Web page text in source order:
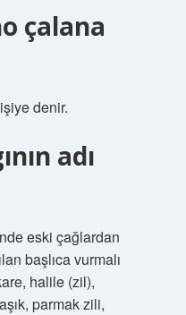
çalana
denir.
adı
eski çağlardan
başlıca vurmalı
halile (zil),
parmak zili,